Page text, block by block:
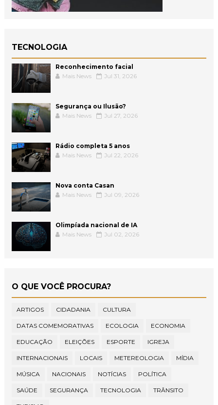
TECNOLOGIA
Reconhecimento facial
Mais News
Jul 31, 2026
Segurança ou Ilusão?
Mais News
Jul 27, 2026
Rádio completa 5 anos
Mais News
Jul 22, 2026
Nova conta Casan
Mais News
Jul 09, 2026
Olimpíada nacional de IA
Mais News
Jul 02, 2026
O QUE VOCÊ PROCURA?
ARTIGOS CIDADANIA CULTURA
DATAS COMEMORATIVAS ECOLOGIA ECONOMIA
EDUCAÇÃO ELEIÇÕES ESPORTE IGREJA
INTERNACIONAIS LOCAIS METEREOLOGIA MÍDIA
MÚSICA NACIONAIS NOTÍCIAS POLÍTICA
SAÚDE SEGURANÇA TECNOLOGIA TRÂNSITO